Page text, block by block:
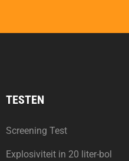
TESTEN
Screening Test
Explosiviteit in 20 liter-bol